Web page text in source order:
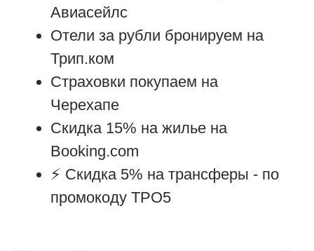
Авиасейлс
Отели за рубли бронируем на
Трип.ком
Страховки покупаем на
Черехапе
Скидка 15% на жилье на
Booking.com
⚡ Cкидка 5% на трансферы - по
промокоду TPO5